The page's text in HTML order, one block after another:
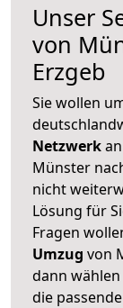
Unser
von
Erzgeb
Sie wollen
Netzwerk
Münster
nicht
Lösung für
Fragen
Umzug von
dann
die